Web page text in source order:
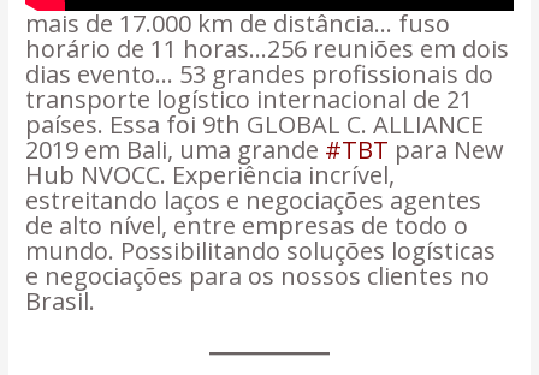
mais de 17.000 km de distância… fuso
horário de 11 horas…256 reuniões em dois
dias evento… 53 grandes profissionais do
transporte logístico internacional de 21
países. Essa foi 9th GLOBAL C. ALLIANCE
2019 em Bali, uma grande #TBT para New
Hub NVOCC. Experiência incrível,
estreitando laços e negociações agentes
de alto nível, entre empresas de todo o
mundo. Possibilitando soluções logísticas
e negociações para os nossos clientes no
Brasil.